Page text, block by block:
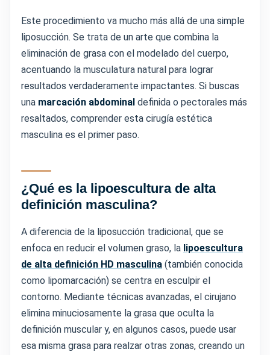
Este procedimiento va mucho más allá de una simple
liposucción. Se trata de un arte que combina la
eliminación de grasa con el modelado del cuerpo,
acentuando la musculatura natural para lograr
resultados verdaderamente impactantes. Si buscas
una marcación abdominal definida o pectorales más
resaltados, comprender esta cirugía estética
masculina es el primer paso.
¿Qué es la lipoescultura de alta
definición masculina?
A diferencia de la liposucción tradicional, que se
enfoca en reducir el volumen graso, la lipoescultura
de alta definición HD masculina (también conocida
como lipomarcación) se centra en esculpir el
contorno. Mediante técnicas avanzadas, el cirujano
elimina minuciosamente la grasa que oculta la
definición muscular y, en algunos casos, puede usar
esa misma grasa para realzar otras zonas, creando un